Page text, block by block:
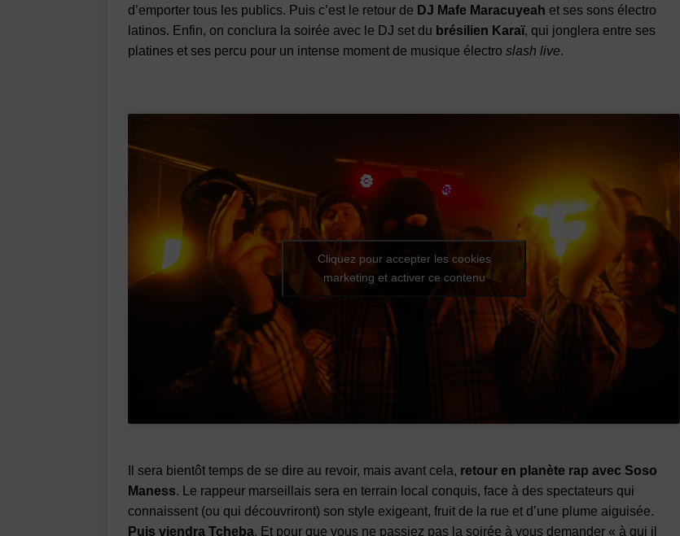
d’emporter tous les publics. Puis c’est le retour de DJ Mafe Maracuyeah et ses sons électro
latinos. Enfin, on conclura la soirée avec le DJ set du brésilien Karaï, qui jonglera entre ses
platines et ses percu pour un intense moment de musique électro slash live.
Cliquez pour accepter les cookies
marketing et activer ce contenu
Il sera bientôt temps de se dire au revoir, mais avant cela, retour en planète rap avec Soso
Maness. Le rappeur marseillais sera en terrain local conquis, face à des spectateurs qui
connaissent (ou qui découvriront) son style exigeant, fruit de la rue et d’une plume aiguisée.
Puis viendra Tcheba. Et pour que vous ne passiez pas la soirée à vous demander « à qui il